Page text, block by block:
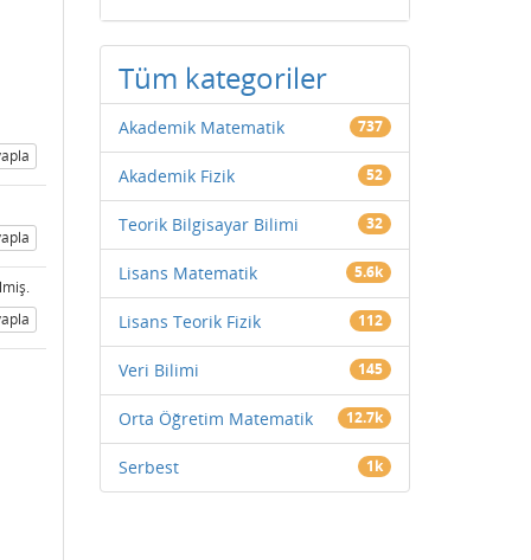
Tüm kategoriler
Akademik Matematik 737
Akademik Fizik 52
Teorik Bilgisayar Bilimi 32
Lisans Matematik 5.6k
Lisans Teorik Fizik 112
Veri Bilimi 145
Orta Öğretim Matematik 12.7k
Serbest 1k